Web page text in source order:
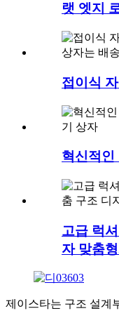
랫 엣지
접이식
혁신적인
고급 럭
자 맞춤
제이스타는 구조 설계